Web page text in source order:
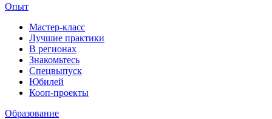
Опыт
Мастер-класс
Лучшие практики
В регионах
Знакомьтесь
Спецвыпуск
Юбилей
Кооп-проекты
Образование